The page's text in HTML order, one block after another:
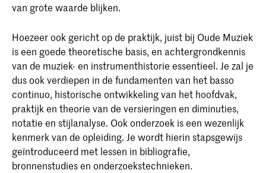
van grote waarde blijken.
Hoezeer ook gericht op de praktijk, juist bij Oude Muziek
is een goede theoretische basis, en achtergrondkennis
van de muziek- en instrumenthistorie essentieel. Je zal je
dus ook verdiepen in de fundamenten van het basso
continuo, historische ontwikkeling van het hoofdvak,
praktijk en theorie van de versieringen en diminuties,
notatie en stijlanalyse. Ook onderzoek is een wezenlijk
kenmerk van de opleiding. Je wordt hierin stapsgewijs
geïntroduceerd met lessen in bibliografie,
bronnenstudies en onderzoekstechnieken.